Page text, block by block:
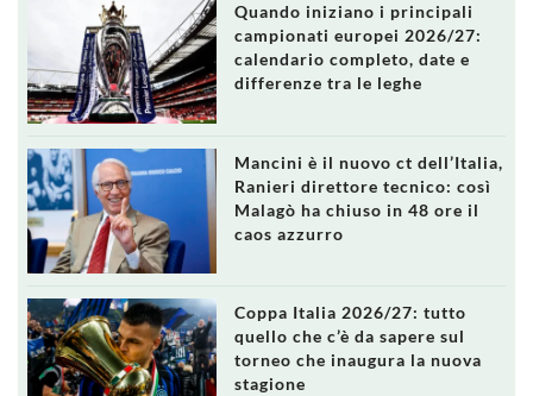
Quando iniziano i principali
campionati europei 2026/27:
calendario completo, date e
differenze tra le leghe
Mancini è il nuovo ct dell’Italia,
Ranieri direttore tecnico: così
Malagò ha chiuso in 48 ore il
caos azzurro
Coppa Italia 2026/27: tutto
quello che c’è da sapere sul
torneo che inaugura la nuova
stagione